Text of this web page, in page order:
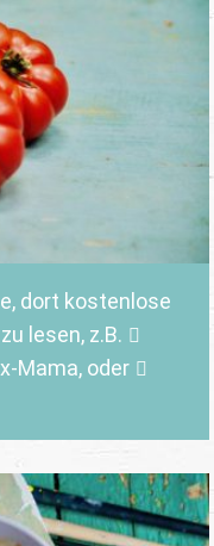
, dort kostenlose
lesen, z.B.
Mama,oder